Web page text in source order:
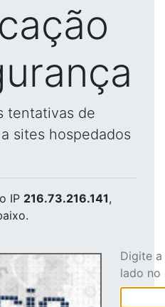
tentativas de
sites hospedados
IP 216.73.216.141,
Digite
lado no